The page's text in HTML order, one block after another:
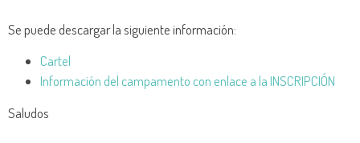
Se puede descargar la siguiente información:
Cartel
Información del campamento con enlace a la INSCRIPCIÓN
Saludos